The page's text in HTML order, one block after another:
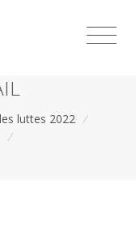
luttes 2022 /
/